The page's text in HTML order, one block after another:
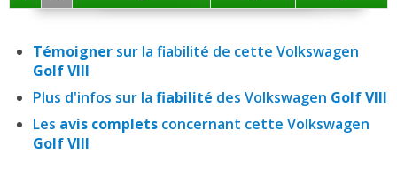
Témoigner sur la fiabilité de cette Volkswagen
Golf VIII
Plus d'infos sur la fiabilité des Volkswagen Golf VIII
Les avis complets concernant cette Volkswagen
Golf VIII